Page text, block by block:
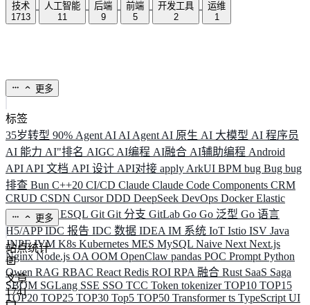
技术
1713
人工智能
11
后端
9
前端
5
开发工具
2
运维
1
更多
标签
35岁转型 90% Agent AI AI Agent AI 原生 AI 大模型 AI 程序员
AI 能力 AI"排名 AIGC AI编程 AI融合 AI辅助编程 Android
API API 文档 API 设计 API对接 apply ArkUI BPM bug Bug bug
排查 Bun C++20 CI/CD Claude Claude Code Components CRM
CRUD CSDN CursorDDD DeepSeek DevOps DockerElastic
ELK ElysiaESQL Git Git 分支 GitLab Go Go 泛型 Go 语言
H5/APPIDC 报告 IDC 数据 IDEA IM 系统 IoT Istio ISV Java
JNPFJVM K8s Kubernetes MES MySQL Naive Next Next.js
NginxNode.js OA OOM OpenClaw pandas POC Prompt Python
Qwen RAG RBAC React Redis ROI RPA 融合 Rust SaaS Saga
SBOM SGLang SSE SSO TCC Token tokenizerTOP10 TOP15
TOP20 TOP25 TOP30 Top5 TOP50 Transformerts TypeScript UI
更多
站点统计
文章
1741